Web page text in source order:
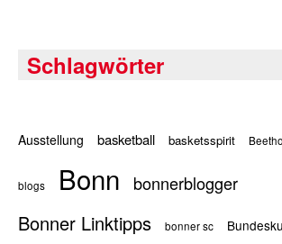
Schlagwörter
Ausstellung basketball basketsspirit
blogs Bonn bonnerblogger
Bonner Linktipps bonner sc